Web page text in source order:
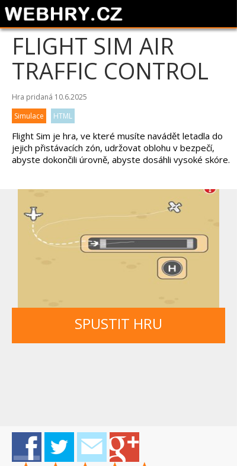
FLIGHT SIM AIR
TRAFFIC CONTROL
Hra pridaná 10.6.2025
Simulace
HTML
Flight Sim je hra, ve které musíte navádět letadla do
jejich přistávacích zón, udržovat oblohu v bezpečí,
abyste dokončili úrovně, abyste dosáhli vysoké skóre.
SPUSTIT HRU